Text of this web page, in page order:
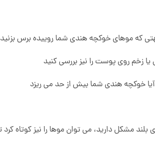
که موهای خوکچه هندی شما روییده برس بزنید
زخم روی پوست را نیز بررسی کنید
خوکچه هندی شما بیش از حد می ریزد
مشکل دارید، می توان موها را نیز کوتاه کرد